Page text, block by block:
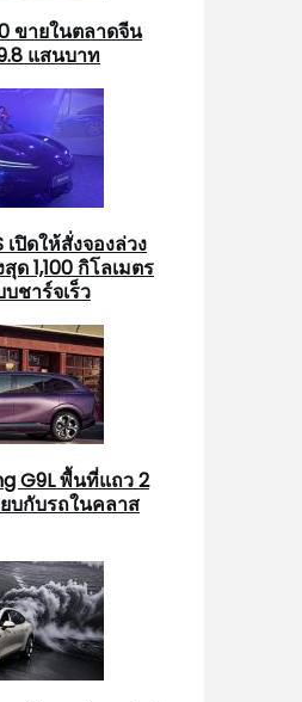
ขายในตลาดจีน
แสนบาท
เปิดให้สั่งจองล่วง
ด 1,100 กิโลเมตร
ชาร์จเร็ว
G9L พื้นที่แถว 2
บกับรถในคลาส